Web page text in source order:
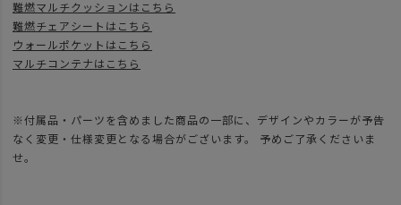
難燃マルチクッションはこちら
難燃チェアシートはこちら
ウォールポケットはこちら
マルチコンテナはこちら
※付属品・パーツを含めました商品の一部に、デザインやカラーが予告
なく変更・仕様変更となる場合がございます。 予めご了承くださいま
せ。